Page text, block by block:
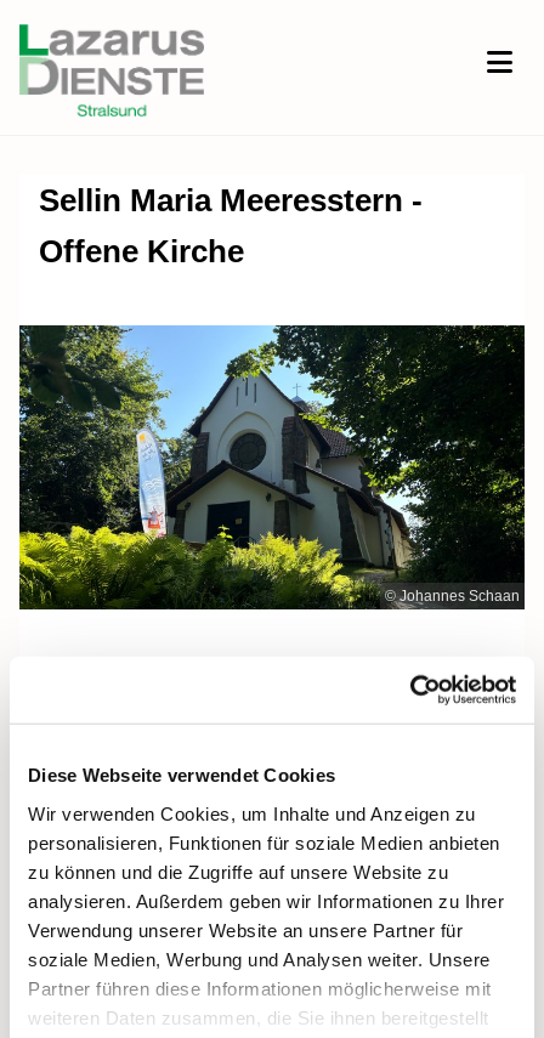
Diese Webseite verwendet Cookies
Wir verwenden Cookies, um Inhalte und Anzeigen zu
personalisieren, Funktionen für soziale Medien anbieten
zu können und die Zugriffe auf unsere Website zu
analysieren. Außerdem geben wir Informationen zu Ihrer
Verwendung unserer Website an unsere Partner für
soziale Medien, Werbung und Analysen weiter. Unsere
Partner führen diese Informationen möglicherweise mit
weiteren Daten zusammen, die Sie ihnen bereitgestellt
Sellin Maria Meeresstern -
Offene Kirche
© Johannes Schaan
Sonntag, 30. August 2026, 12:00 Uhr
Maria Meeresstern, Sellin, Hochufer /
Waldweg, 18586 Sellin